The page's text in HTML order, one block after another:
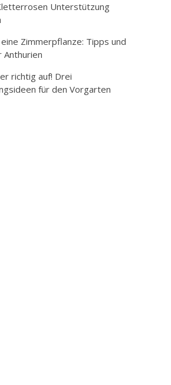
Unterstützung
Zimmerpflanze: Tipps und
Anthurien
richtig auf! Drei
für den Vorgarten